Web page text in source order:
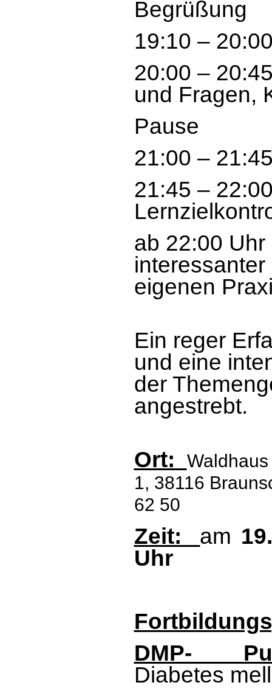
Begrüßung
19:10 –
20:00 –
und Fragen,
Pause
21:00 –
21:45 –
ab 22:00
eigenen
Ein reger
und eine
der
angestrebt.
Ort:
1, 38116
62 50
Zeit: am
Uhr
DMP-
Diabetes